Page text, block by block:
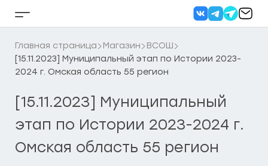
Кнопка
бокового
меню
Главная страница Магазин
ВСОШ
[15.11.2023] Муниципальный этап по Истории 2023-
2024 г. Омская область 55 регион
[15.11.2023] Муниципальный
этап по Истории 2023-2024 г.
Омская область 55 регион